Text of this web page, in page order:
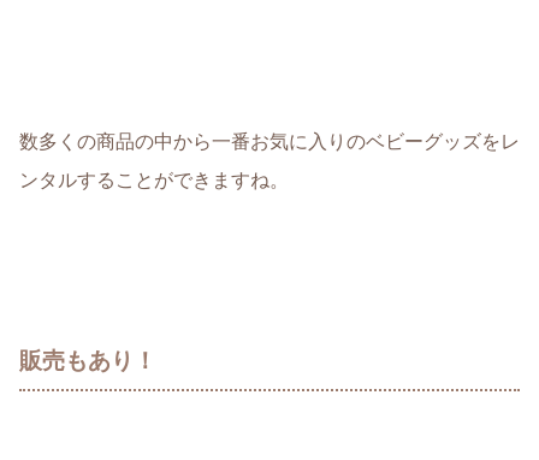
数多くの商品の中から一番お気に入りのベビーグッズをレ
ンタルすることができますね。
販売もあり！